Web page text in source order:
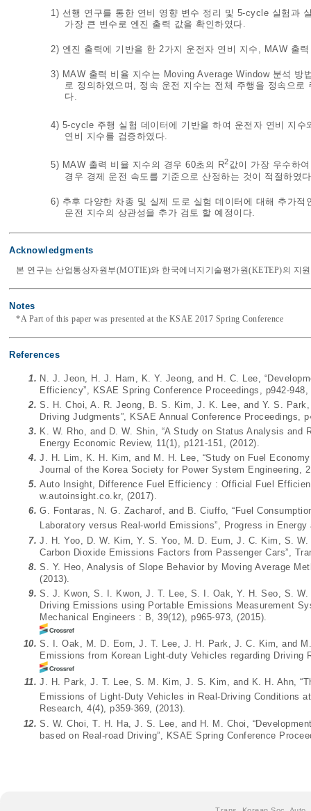
1) 선행 연구를 통한 연비 영향 변수 정리 및 5-cycle 실험과
가장 큰 변수로 엔진 출력 값을 확인하였다.
2) 엔진 출력에 기반을 한 2가지 운전자 연비 지수, MAW 출
3) MAW 출력 비율 지수는 Moving Average Window 분석 방
로 정의하였으며, 정속 운전 지수는 전체 주행을 정속으
다.
4) 5-cycle 주행 실험 데이터에 기반을 하여 운전자 연비 지수
연비 지수를 검증하였다.
5) MAW 출력 비율 지수의 경우 60초의 R2값이 가장 우수하
경우 경제 운전 속도를 기준으로 산정하는 것이 적절하였
6) 추후 다양한 차종 및 실제 도로 실험 데이터에 대해 추가
운전 지수의 상관성을 추가 검토 할 예정이다.
Acknowledgments
본 연구는 산업통상자원부(MOTIE)와 한국에너지기술평가원(KETEP)의 지
Notes
*A Part of this paper was presented at the KSAE 2017 Spring Conference
References
1. N. J. Jeon, H. J. Ham, K. Y. Jeong, and H. C. Lee,
Efficiency”, KSAE Spring Conference Proceedings, p942-948,
2. S. H. Choi, A. R. Jeong, B. S. Kim, J. K. Lee, and Y. S.
Driving Judgments”, KSAE Annual Conference Proceedings,
3. K. W. Rho, and D. W. Shin, “A Study on Status Analysis and
Energy Economic Review, 11(1), p121-151, (2012).
4. J. H. Lim, K. H. Kim, and M. H. Lee, “Study on Fuel
Journal of the Korea Society for Power System Engineering,
5. Auto Insight, Difference Fuel Efficiency : Official Fuel
w.autoinsight.co.kr, (2017).
6. G. Fontaras, N. G. Zacharof, and B. Ciuffo, “Fuel
Laboratory versus Real-world Emissions”, Progress in
7. J. H. Yoo, D. W. Kim, Y. S. Yoo, M. D. Eum, J. C. Kim, S.
Carbon Dioxide Emissions Factors from Passenger Cars”,
8. S. Y. Heo, Analysis of Slope Behavior by Moving Average
(2013).
9. S. J. Kwon, S. I. Kwon, J. T. Lee, S. I. Oak, Y. H. Seo, S.
Driving Emissions using Portable Emissions Measurement
Mechanical Engineers : B, 39(12), p965-973, (2015).
10. S. I. Oak, M. D. Eom, J. T. Lee, J. H. Park, J. C. Kim, and
Emissions from Korean Light-duty Vehicles regarding Driving
11. J. H. Park, J. T. Lee, S. M. Kim, J. S. Kim, and K. H. Ahn,
Emissions of Light-Duty Vehicles in Real-Driving Conditions
Research, 4(4), p359-369, (2013).
12. S. W. Choi, T. H. Ha, J. S. Lee, and H. M. Choi,
based on Real-road Driving”, KSAE Spring Conference